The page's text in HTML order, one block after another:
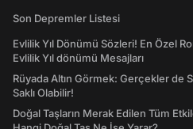
Son Depremler Listesi
Evlilik Yıl Dönümü Sözleri! En Özel
Evlilik Yıl dönümü Mesajları
Rüyada Altın Görmek: Gerçekler de
Saklı Olabilir!
Doğal Taşların Merak Edilen Tüm